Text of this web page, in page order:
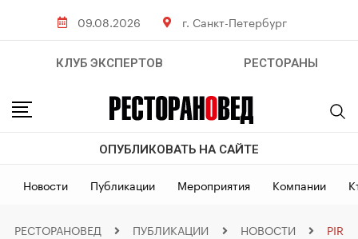
09.08.2026 г. Санкт-Петербург
КЛУБ ЭКСПЕРТОВ РЕСТОРАНЫ
ОПУБЛИКОВАТЬ НА САЙТЕ
Новости Публикации Мероприятия Компании
РЕСТОРАНОВЕД ПУБЛИКАЦИИ НОВОСТИ
PIR